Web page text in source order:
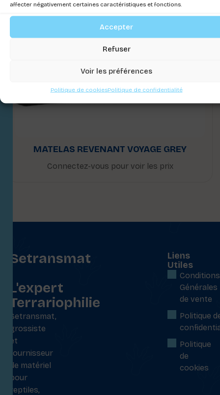
affecter négativement certaines caractéristiques et fonctions.
Accepter
Refuser
Voir les préférences
Politique de cookiesPolitique de confidentialité
MATELAS REVENANT VOYAGE GREY
Connectez-vous pour voir les prix
Setransmat
L'expert
Terrariophilie
Setransmat,
grossiste
et
fournisseur
de matériel
pour
reptiles,
Liens
Utiles
Conditions
Générales
de vente
Politique
Politique
de
cookies